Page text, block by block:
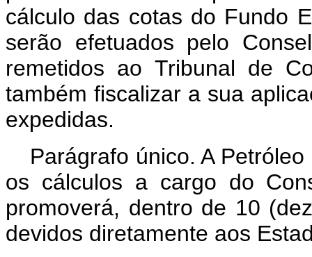
cálculo das cotas do Fundo
serão efetuados pelo
remetidos ao Tribunal de
também fiscalizar a sua
expedidas.
Parágrafo único. A
os cálculos a cargo do
promoverá, dentro de 10
devidos diretamente aos